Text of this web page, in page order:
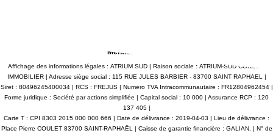
Mentions légales
Affichage des informations légales : ATRIUM SUD | Raison sociale : ATRIUM-SUD CONSEIL
IMMOBILIER | Adresse siège social : 115 RUE JULES BARBIER - 83700 SAINT RAPHAEL |
Siret : 80496245400034 | RCS : FREJUS | Numero TVA Intracommunautaire : FR12804962454 |
Forme juridique : Société par actions simplifiée | Capital social : 10 000 | Assurance RCP : 120
137 405 |
Carte T : CPI 8303 2015 000 000 666 | Date de délivrance : 2019-04-03 | Lieu de délivrance :
Place Pierre COULET 83700 SAINT-RAPHAËL | Caisse de garantie financière : GALIAN. | N° de